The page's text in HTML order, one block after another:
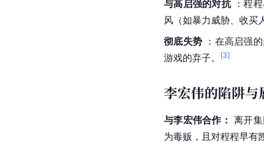
与高启强的对抗 ：程程
风（如暴力威胁、收买
彻底失势 ：在高启强
游戏的弃子。
[3]
李宏伟的陷阱与
与李宏伟合作： 离开
为毒贩，且对程程早有